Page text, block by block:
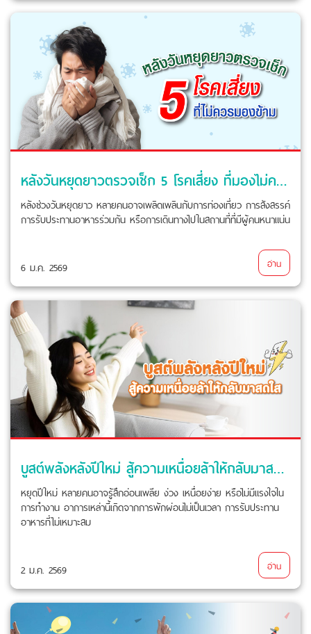
หลังวันหยุดยาวตรวจเช็ก 5 โรคเสี่ยง ที่มองไม่ควรมองข้าม
หลังช่วงวันหยุดยาว หลายคนอาจเพลิดเพลินกับการท่องเที่ยว การสังสรรค์
การรับประทานอาหารร่วมกัน หรือการเดินทางไปในสถานที่ที่มีผู้คนหนาแน่น
6 ม.ค. 2569 อ่าน
บูสต์พลังหลังปีใหม่ สู้ความเหนื่อยล้าให้กลับมาสดใส
หยุดปีใหม่ หลายคนอาจรู้สึกอ่อนเพลีย ง่วง เหนื่อยง่าย หรือไม่มีแรงใจใน
การทำงาน อาการเหล่านี้เกิดจากการพักผ่อนไม่เป็นเวลา การรับประทาน
อาหารที่ไม่เหมาะสม
2 ม.ค. 2569 อ่าน